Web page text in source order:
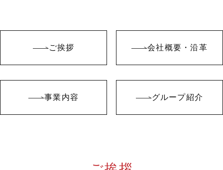
ご挨拶 会社概要・沿革
事業内容 グループ紹介